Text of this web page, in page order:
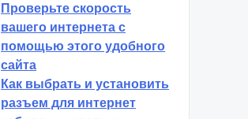
Проверьте скорость
вашего интернета с
помощью этого удобного
сайта
Как выбрать и установить
разъем для интернет